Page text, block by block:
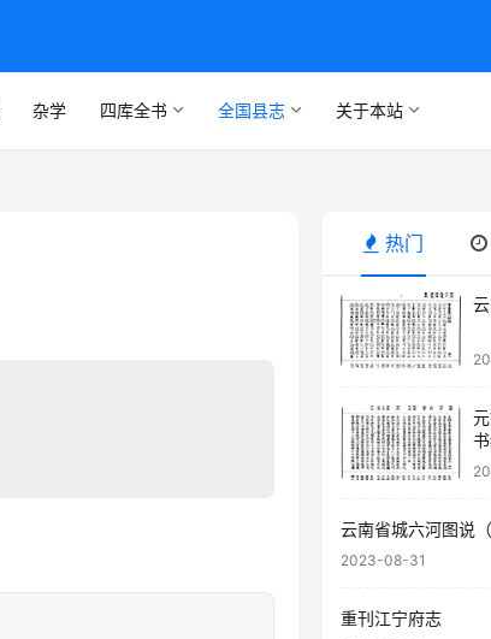
杂学 四库全书 全国县志 关于本站
热门
云南省城六河图说（
2023-08-31
重刊江宁府志